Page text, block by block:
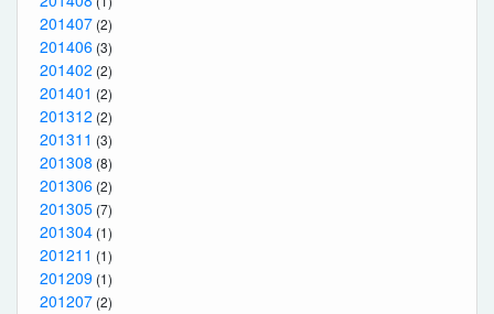
201407 (2)
201406 (3)
201402 (2)
201401 (2)
201312 (2)
201311 (3)
201308 (8)
201306 (2)
201305 (7)
201304 (1)
201211 (1)
201209 (1)
201207 (2)